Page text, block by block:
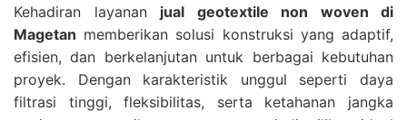
Kehadiran layanan jual geotextile non woven di
Magetan memberikan solusi konstruksi yang adaptif,
efisien, dan berkelanjutan untuk berbagai kebutuhan
proyek. Dengan karakteristik unggul seperti daya
filtrasi tinggi, fleksibilitas, serta ketahanan jangka